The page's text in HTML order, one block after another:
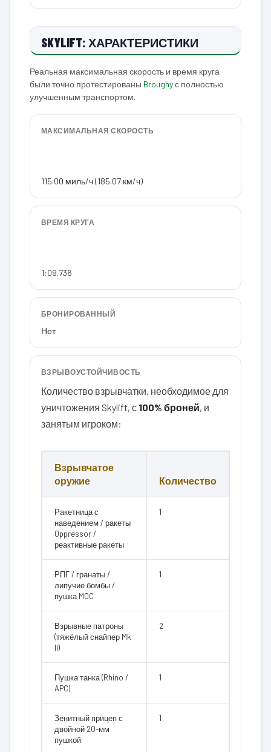
SKYLIFT: ХАРАКТЕРИСТИКИ
Реальная максимальная скорость и время круга
были точно протестированы Broughyс полностью
улучшенным транспортом.
МАКСИМАЛЬНАЯ СКОРОСТЬ
115.00 миль/ч (185.07 км/ч)
ВРЕМЯ КРУГА
1:09.736
БРОНИРОВАННЫЙ
Нет
ВЗРЫВОУСТОЙЧИВОСТЬ
Количество взрывчатки, необходимое для
уничтожения Skylift, с 100% броней, и
занятым игроком:
Взрывчатое
оружие
Количество
Ракетница с
наведением / ракеты
Oppressor /
реактивные ракеты
1
РПГ / гранаты /
липучие бомбы /
пушка MOC
1
Взрывные патроны
(тяжёлый снайпер Mk
II)
2
Пушка танка (Rhino /
APC)
1
Зенитный прицеп с
двойной 20-мм
пушкой
1